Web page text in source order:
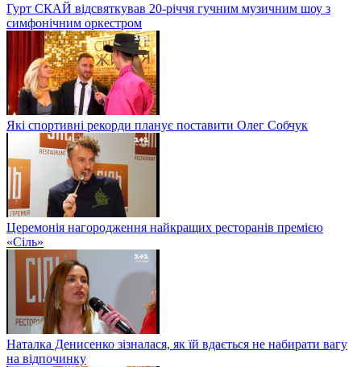
Гурт СКАЙ відсвяткував 20-річчя гучним музичним шоу з
симфонічним оркестром
Які спортивні рекорди планує поставити Олег Собчук
Церемонія нагородження найкращих ресторанів премією
«Сіль»
Наталка Денисенко зізналася, як їй вдається не набирати вагу
на відпочинку